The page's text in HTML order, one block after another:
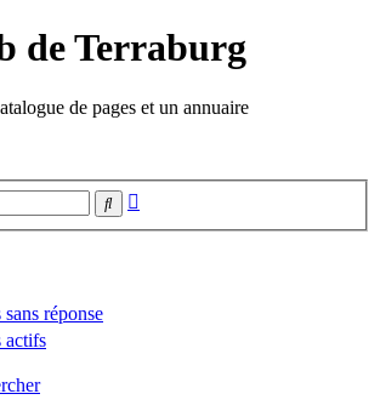
de Terraburg
de pages et un annuaire
Rechercher
sans réponse
actifs